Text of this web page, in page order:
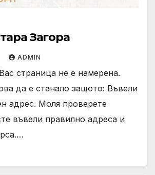
Загора
ADMIN
страница не е намерена.
да е станало защото: Въвели
адрес. Моля проверете
въвели правилно адреса и